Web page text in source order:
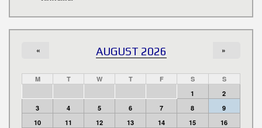
AUGUST 2026
« »
M T W T F S
S
1
2
3
4 5 6 7 8
9
10
11 12 13 14 15
16